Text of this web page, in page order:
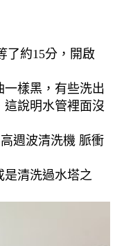
了約15分，開啟
樣黑，有些洗出
說明水管裡面沒
週波清洗機 脈衝
是清洗過水塔之